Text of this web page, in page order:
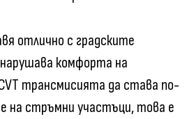
отлично с градските
комфорта на
трансмисията да става по-
на стръмни участъци, това е